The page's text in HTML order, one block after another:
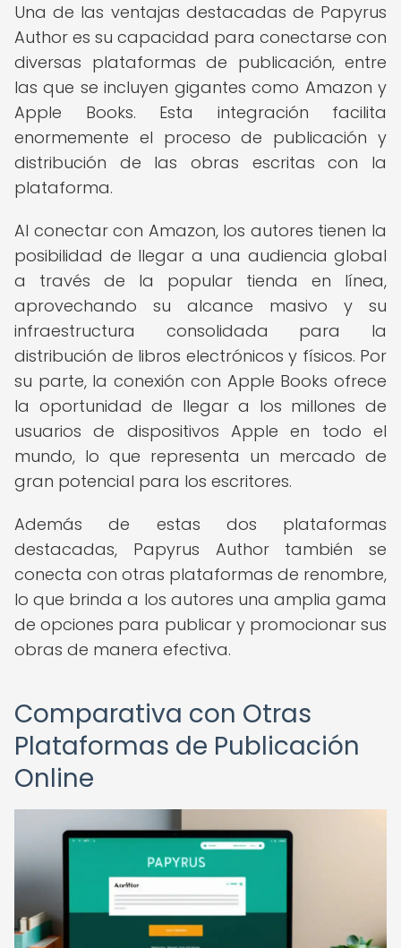
Una de las ventajas destacadas de Papyrus
Author es su capacidad para conectarse con
diversas plataformas de publicación, entre
las que se incluyen gigantes como Amazon y
Apple Books. Esta integración facilita
enormemente el proceso de publicación y
distribución de las obras escritas con la
plataforma.
Al conectar con Amazon, los autores tienen la
posibilidad de llegar a una audiencia global
a través de la popular tienda en línea,
aprovechando su alcance masivo y su
infraestructura consolidada para la
distribución de libros electrónicos y físicos. Por
su parte, la conexión con Apple Books ofrece
la oportunidad de llegar a los millones de
usuarios de dispositivos Apple en todo el
mundo, lo que representa un mercado de
gran potencial para los escritores.
Además de estas dos plataformas
destacadas, Papyrus Author también se
conecta con otras plataformas de renombre,
lo que brinda a los autores una amplia gama
de opciones para publicar y promocionar sus
obras de manera efectiva.
Comparativa con Otras
Plataformas de Publicación
Online